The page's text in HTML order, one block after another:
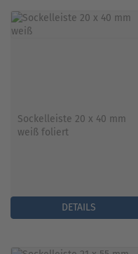
Sockelleiste 20 x 40 mm
weiß foliert
DETAILS